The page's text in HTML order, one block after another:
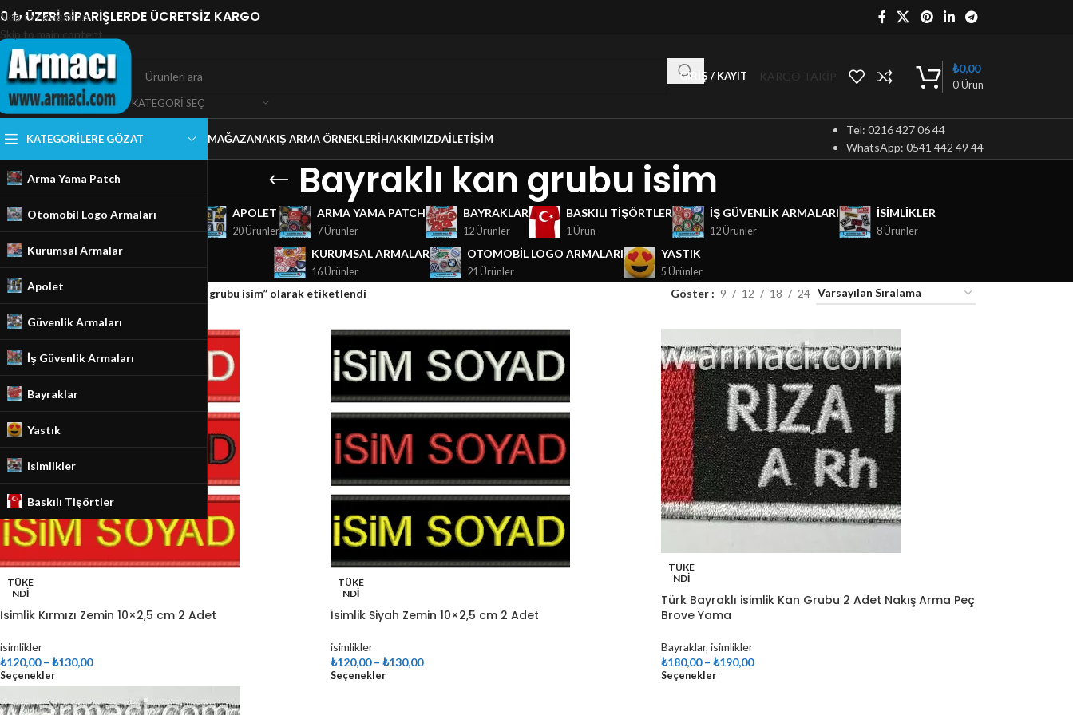
Skip to navigation
Skip to main content
₺ ÜZERİ SİPARİŞLERDE ÜCRETSİZ KARGO
KATEGORI SEÇ
GIRIŞ / KAYIT KARGO TAKİP
0Ürün
₺0,00
KATEGORILERE GÖZAT
Arma Yama Patch
Otomobil Logo Armaları
Kurumsal Armalar
Apolet
Güvenlik Armaları
İş Güvenlik Armaları
Bayraklar
Yastık
isimlikler
Baskılı Tişörtler
MAĞAZANAKIŞ ARMA ÖRNEKLERIHAKKIMIZDAİLETIŞIM
Tel: 0216 427 06 44
WhatsApp: 0541 442 49 44
Bayraklı kan grubu isim
GÜVENLIK ARMALARI
18 Ürünler
APOLET
20 Ürünler
ARMA YAMA PATCH
7 Ürünler
BAYRAKLAR
12 Ürünler
BASKILI TIŞÖRTLER
1 Ürün
İŞ GÜVENLIK ARMALARI
12 Ürünler
ISIMLIKLER
8 Ürünler
KURUMSAL ARMALAR
16 Ürünler
OTOMOBIL LOGO ARMALARI
21 Ürünler
YASTIK
5 Ürünler
Ana Sayfa/Mağaza Ürünler “Bayraklı kan grubu isim” olarak etiketlendi Göster 9 12 18 24
TÜKE
NDI
İsimlik Kırmızı Zemin 10×2,5 cm 2 Adet
isimlikler
₺120,00 – ₺130,00
Seçenekler
TÜKE
NDI
İsimlik Siyah Zemin 10×2,5 cm 2 Adet
isimlikler
₺120,00 – ₺130,00
Seçenekler
TÜKE
NDI
Türk Bayraklı isimlik Kan Grubu 2 Adet Nakış Arma Peç
Brove Yama
Bayraklar, isimlikler
₺180,00 – ₺190,00
Seçenekler